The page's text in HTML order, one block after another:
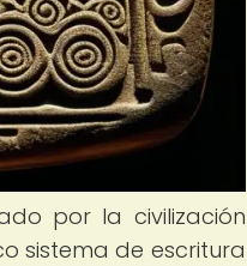
por la civilización
sistema de escritura